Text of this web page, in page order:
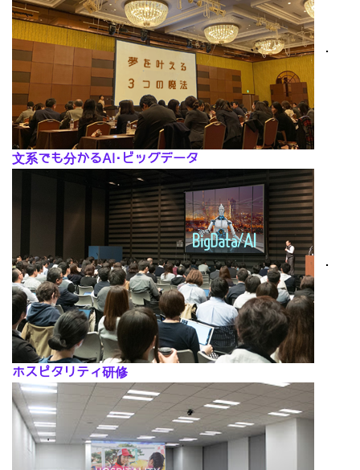
･
文系でも分かるAI･ビッグデータ
･
ホスピタリティ研修